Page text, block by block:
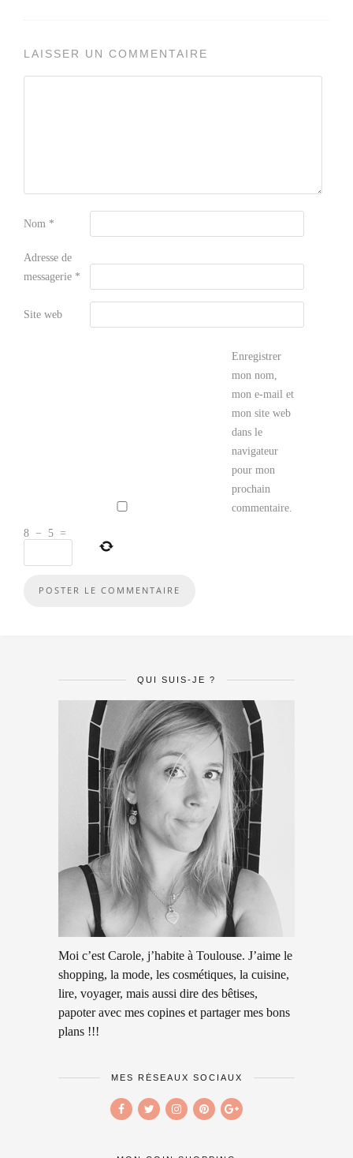
LAISSER UN COMMENTAIRE
Nom *
Adresse de
messagerie *
Site web
Enregistrer
mon nom,
mon e-mail et
mon site web
dans le
navigateur
pour mon
prochain
commentaire.
8 − 5 =
QUI SUIS-JE ?
Moi c’est Carole, j’habite à Toulouse. J’aime le
shopping, la mode, les cosmétiques, la cuisine,
lire, voyager, mais aussi dire des bêtises,
papoter avec mes copines et partager mes bons
plans !!!
MES RÉSEAUX SOCIAUX